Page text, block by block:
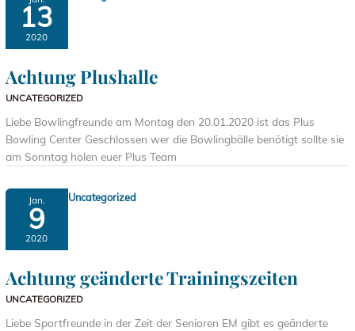
13
2020
Achtung Plushalle
UNCATEGORIZED
Liebe Bowlingfreunde am Montag den 20.01.2020 ist das Plus
Bowling Center Geschlossen wer die Bowlingbälle benötigt sollte sie
am Sonntag holen euer Plus Team
Jan.
9
2020
Uncategorized
Achtung geänderte Trainingszeiten
UNCATEGORIZED
Liebe Sportfreunde in der Zeit der Senioren EM gibt es geänderte